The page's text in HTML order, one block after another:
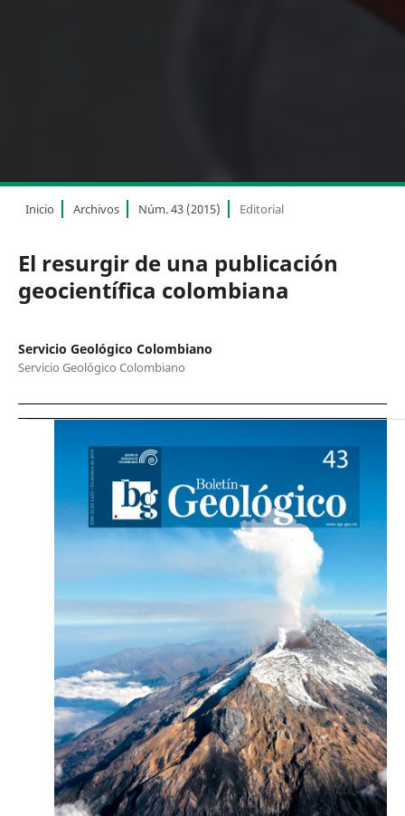
Inicio Archivos Núm. 43 (2015) Editorial
El resurgir de una publicación
geocientífica colombiana
Servicio Geológico Colombiano
Servicio Geológico Colombiano